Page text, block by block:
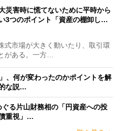
災害時に慌てないために平時から
3つのポイント「資産の棚卸し…
市場が大きく動いたり、取引環
がある。一方…
、何が変わったのかポイントを解
な説…
ぐる片山財務相の「円資産への投
重視」…